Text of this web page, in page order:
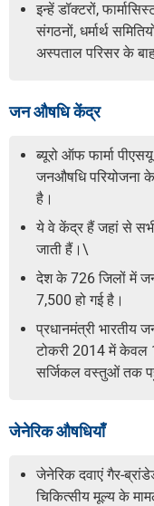
इन्हें डॉक्टरों,
संगठनों, धर्मार्थ
अस्पताल परिसर के
जन औषधि केंद्र
ब्यूरो ऑफ फार्मा
जनऔषधि परियोजना
है।
ये वे केंद्र हैं जहां से
जाती हैं।\
देश के 726 जिलों में
7,500 हो गई है।
प्रधानमंत्री भारतीय
टोकरी 2014 में केवल
सर्जिकल वस्तुओं तक
जेनेरिक औषधियाँ
जेनेरिक दवाएं गैर-
चिकित्सीय मूल्य के